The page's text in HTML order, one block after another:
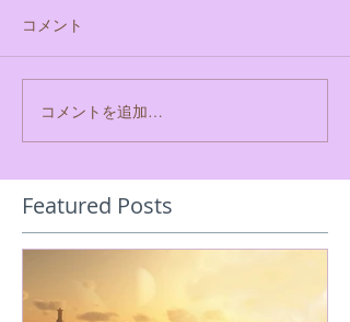
コメント
コメントを追加…
Featured Posts